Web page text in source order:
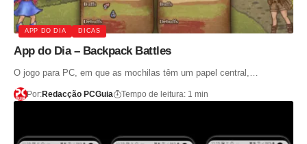
APP DO DIA DICAS
App do Dia – Backpack Battles
O jogo para PC, em que as mochilas têm um papel central,…
Por:Redacção PCGuia Tempo de leitura: 1 min